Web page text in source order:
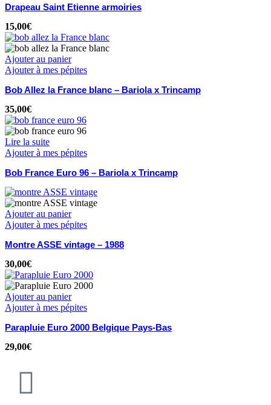
Drapeau Saint Etienne armoiries
15,00€
Ajouter au panier
Ajouter à mes pépites
Bob Allez la France blanc – Bariola x Trincamp
35,00€
Lire la suite
Ajouter à mes pépites
Bob France Euro 96 – Bariola x Trincamp
Ajouter au panier
Ajouter à mes pépites
Montre ASSE vintage – 1988
30,00€
Ajouter au panier
Ajouter à mes pépites
Parapluie Euro 2000 Belgique Pays-Bas
29,00€